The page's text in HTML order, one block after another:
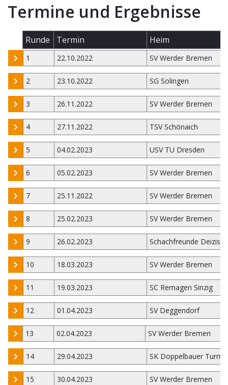
Termine und Ergebnisse
Runde Termin Heim
1 22.10.2022 SV Werder Bremen
2 23.10.2022 SG Solingen
3 26.11.2022 SV Werder Bremen
4 27.11.2022 TSV Schönaich
5 04.02.2023 USV TU Dresden
6 05.02.2023 SV Werder Bremen
7 25.11.2022 SV Werder Bremen
8 25.02.2023 SV Werder Bremen
9 26.02.2023 Schachfreunde
10 18.03.2023 SV Werder Bremen
11 19.03.2023 SC Remagen Sinzig
12 01.04.2023 SV Deggendorf
13 02.04.2023 SV Werder Bremen
14 29.04.2023 SK Doppelbauer Turm
15 30.04.2023 SV Werder Bremen